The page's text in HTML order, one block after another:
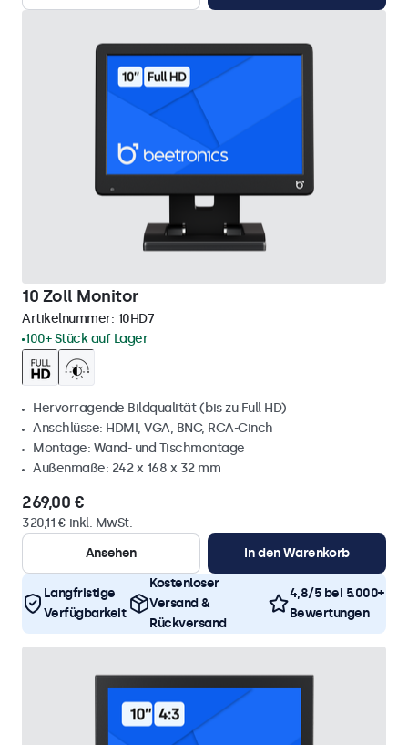
10 Zoll Monitor
Artikelnummer: 10HD7
100+ Stück auf Lager
Hervorragende Bildqualität (bis zu Full HD)
Anschlüsse: HDMI, VGA, BNC, RCA-Cinch
Montage: Wand- und Tischmontage
Außenmaße: 242 x 168 x 32 mm
269,00 €
320,11 € inkl. MwSt.
Ansehen
In den Warenkorb
Langfristige
Verfügbarkeit
Kostenloser
Versand &
Rückversand
4,8/5 bei 5.000+
Bewertungen